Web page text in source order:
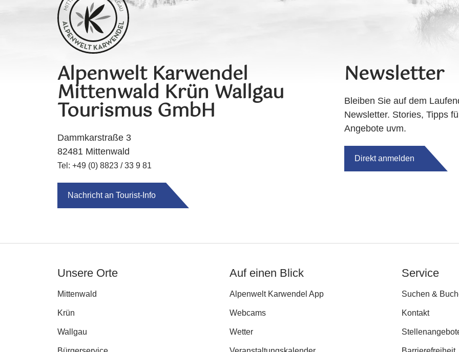
Alpenwelt Karwendel
Mittenwald Krün Wallgau
Tourismus GmbH
Dammkarstraße 3
82481 Mittenwald
Tel: +49 (0) 8823 / 33 9 81
Nachricht an Tourist-Info
Newsletter
Bleiben Sie auf dem
Newsletter. Stories, Tipps
Angebote uvm.
Direkt anmelden
Unsere Orte
Mittenwald
Krün
Wallgau
Auf einen Blick
Alpenwelt Karwendel App
Webcams
Wetter
Service
Suchen &
Kontakt